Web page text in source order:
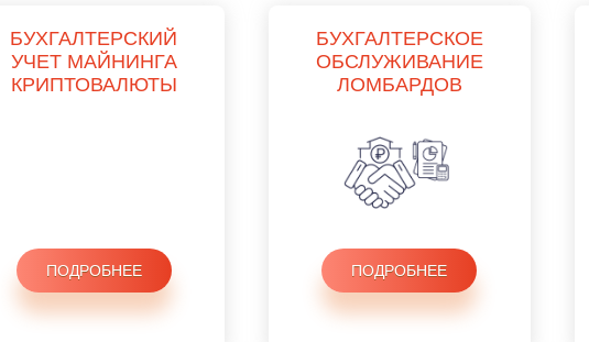
БУХГАЛТЕРСКИЙ
УЧЕТ МАЙНИНГА
КРИПТОВАЛЮТЫ
ПОДРОБНЕЕ
БУХГАЛТЕРСКОЕ
ОБСЛУЖИВАНИЕ
ЛОМБАРДОВ
ПОДРОБНЕЕ